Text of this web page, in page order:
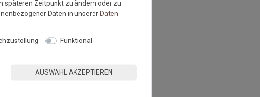
späteren Zeitpunkt zu ändern oder zu
Daten in unsererDaten­
Funktional
AUSWAHL AKZEPTIEREN